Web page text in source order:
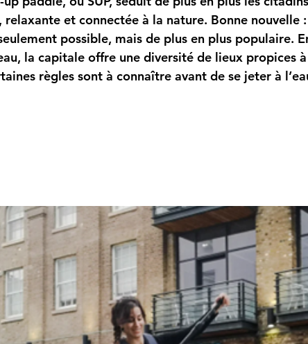
relaxante et connectée à la nature. Bonne nouvelle :
possible, mais de plus en plus populaire.
la capitale offre une diversité de lieux propices
règles sont à connaître avant de se jeter à